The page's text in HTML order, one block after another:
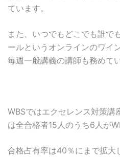
ています。
また、いつでもどこでも誰で
ールというオンラインのワイ
毎週一般講義の講師も務めてい
WBSではエクセレンス対策
は全合格者15人のうち6人が
合格占有率は40％にまで拡大